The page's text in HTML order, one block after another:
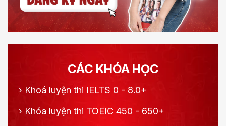
CÁC KHÓA HỌC
› Khoá luyện thi IELTS 0 - 8.0+
› Khóa luyện thi TOEIC 450 - 650+